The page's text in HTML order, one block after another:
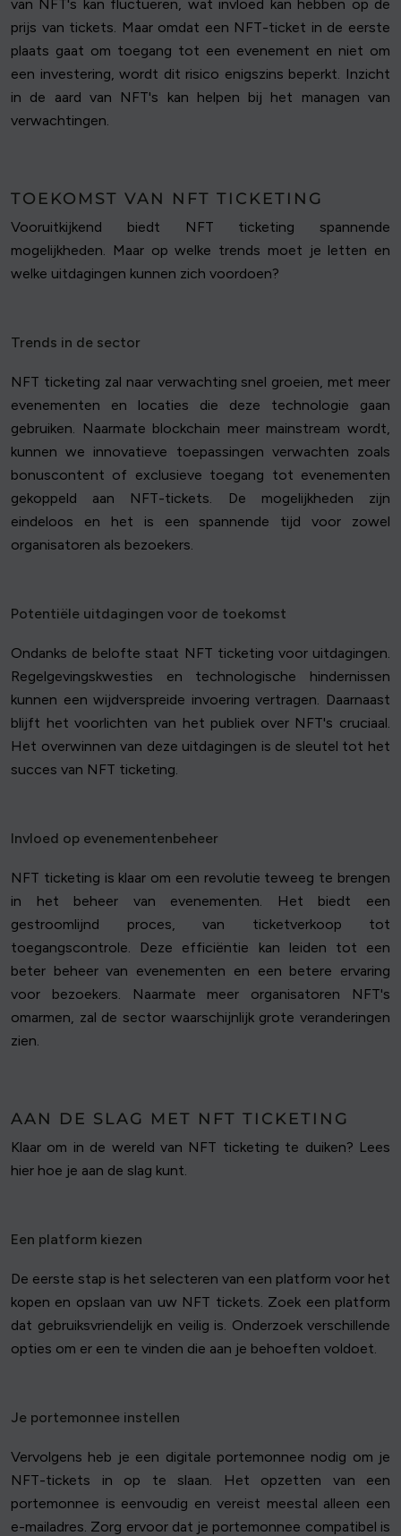
van NFT's kan fluctueren, wat invloed kan hebben op de
prijs van tickets. Maar omdat een NFT-ticket in de eerste
plaats gaat om toegang tot een evenement en niet om
een investering, wordt dit risico enigszins beperkt. Inzicht
in de aard van NFT's kan helpen bij het managen van
verwachtingen.
TOEKOMST VAN NFT TICKETING
Vooruitkijkend biedt NFT ticketing spannende
mogelijkheden. Maar op welke trends moet je letten en
welke uitdagingen kunnen zich voordoen?
Trends in de sector
NFT ticketing zal naar verwachting snel groeien, met meer
evenementen en locaties die deze technologie gaan
gebruiken. Naarmate blockchain meer mainstream wordt,
kunnen we innovatieve toepassingen verwachten zoals
bonuscontent of exclusieve toegang tot evenementen
gekoppeld aan NFT-tickets. De mogelijkheden zijn
eindeloos en het is een spannende tijd voor zowel
organisatoren als bezoekers.
Potentiële uitdagingen voor de toekomst
Ondanks de belofte staat NFT ticketing voor uitdagingen.
Regelgevingskwesties en technologische hindernissen
kunnen een wijdverspreide invoering vertragen. Daarnaast
blijft het voorlichten van het publiek over NFT's cruciaal.
Het overwinnen van deze uitdagingen is de sleutel tot het
succes van NFT ticketing.
Invloed op evenementenbeheer
NFT ticketing is klaar om een revolutie teweeg te brengen
in het beheer van evenementen. Het biedt een
gestroomlijnd proces, van ticketverkoop tot
toegangscontrole. Deze efficiëntie kan leiden tot een
beter beheer van evenementen en een betere ervaring
voor bezoekers. Naarmate meer organisatoren NFT's
omarmen, zal de sector waarschijnlijk grote veranderingen
zien.
AAN DE SLAG MET NFT TICKETING
Klaar om in de wereld van NFT ticketing te duiken? Lees
hier hoe je aan de slag kunt.
Een platform kiezen
De eerste stap is het selecteren van een platform voor het
kopen en opslaan van uw NFT tickets. Zoek een platform
dat gebruiksvriendelijk en veilig is. Onderzoek verschillende
opties om er een te vinden die aan je behoeften voldoet.
Je portemonnee instellen
Vervolgens heb je een digitale portemonnee nodig om je
NFT-tickets in op te slaan. Het opzetten van een
portemonnee is eenvoudig en vereist meestal alleen een
e-mailadres. Zorg ervoor dat je portemonnee compatibel is